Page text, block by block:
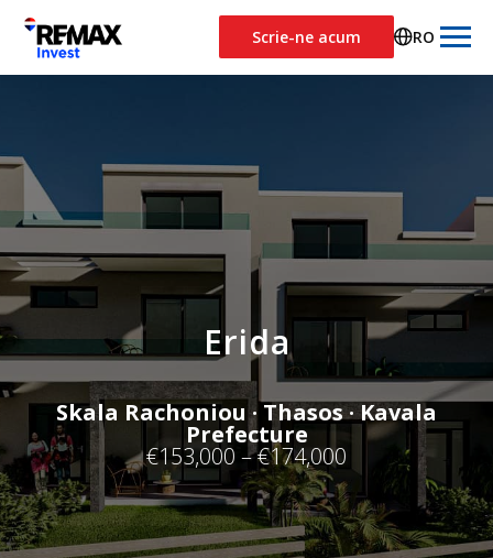
Scrie-ne acum RO
Erida
Skala Rachoniou · Thasos · Kavala
Prefecture
€153,000 – €174,000